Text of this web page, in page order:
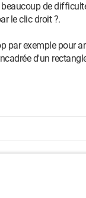
de
le clic droit ?.
par exemple pour
d'un